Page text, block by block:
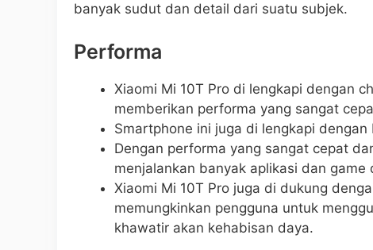
banyak sudut dan detail dari suatu subjek.
Performa
Xiaomi Mi 10T Pro di lengkapi dengan
memberikan performa yang sangat
Smartphone ini juga di lengkapi dengan
Dengan performa yang sangat cepat
menjalankan banyak aplikasi dan
Xiaomi Mi 10T Pro juga di dukung
memungkinkan pengguna untuk
khawatir akan kehabisan daya.